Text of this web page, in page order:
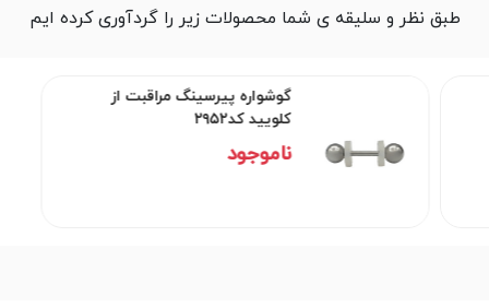
طبق نظر و سلیقه ی شما محصولات زیر را گردآوری کرده ایم
گوشواره پیرسینگ مراقبت از
کلویید کد۲۹۵۲
ناموجود